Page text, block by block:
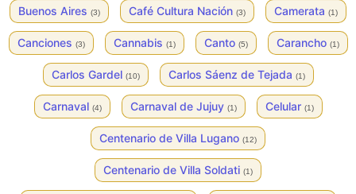
Buenos Aires (3) Café Cultura Nación (3) Camerata (1)
Canciones (3) Cannabis (1) Canto (5) Carancho (1)
Carlos Gardel (10) Carlos Sáenz de Tejada (1)
Carnaval (4) Carnaval de Jujuy (1) Celular (1)
Centenario de Villa Lugano (12)
Centenario de Villa Soldati (1)